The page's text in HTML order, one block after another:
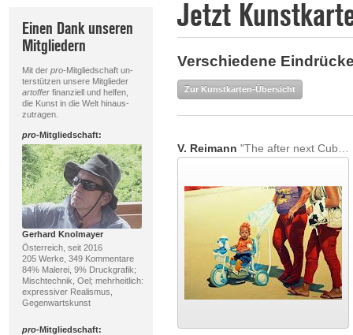
Der letzte Monat im Fokus
Alle Fokus-Werke
Fokus-Werke
Neue Werke – Auswahl
Alle neuen Werke
Einen Dank unseren
Mitgliedern
Mit der pro-Mitgliedschaft un-
terstützen unsere Mitglieder
artofferfinanziell und helfen,
die Kunst in die Welt hinaus-
zutragen.
pro-Mitgliedschaft:
Gerhard Knolmayer
Österreich, seit 2016
205 Werke, 349 Kommentare
84% Malerei, 9% Druckgrafik;
Mischtechnik, Oel; mehrheitlich:
expressiver Realismus,
Gegenwartskunst
pro-Mitgliedschaft:
Jetzt
Verschiedene
Zur Kunstkarten-Übersicht
V. Reimann "The after next Cuban-supermodel"